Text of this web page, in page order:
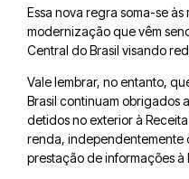
Essa nova regra soma-se
modernização que vêm
Central do Brasil visando
Vale lembrar, no entanto,
Brasil continuam obrigados
detidos no exterior à
renda, independentemente
prestação de informações